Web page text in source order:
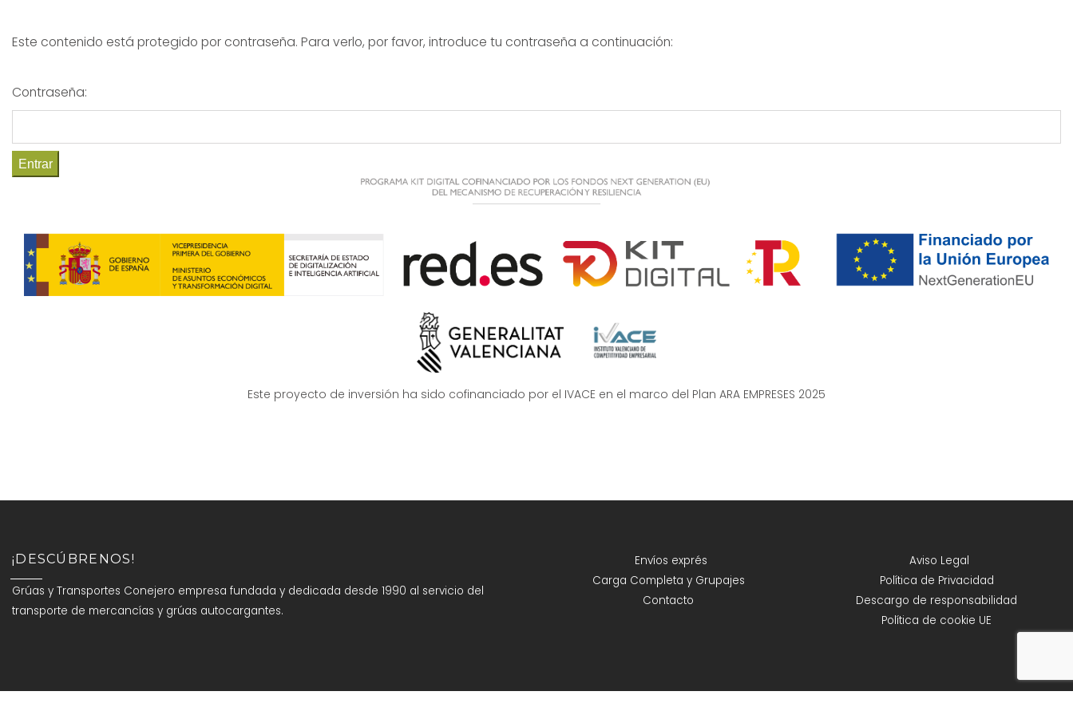
Este contenido está protegido por contraseña. Para verlo, por favor, introduce tu contraseña a continuación:
Contraseña:
Este proyecto de inversión ha sido cofinanciado por el IVACE en el marco del Plan ARA EMPRESES 2025
¡DESCÚBRENOS!
Grúas y Transportes Conejero empresa fundada y dedicada desde 1990 al servicio del
transporte de mercancías y grúas autocargantes.
Envíos exprés
Carga Completa y Grupajes
Contacto
Aviso Legal
Política de Privacidad
Descargo de responsabilidad
Política de cookie UE